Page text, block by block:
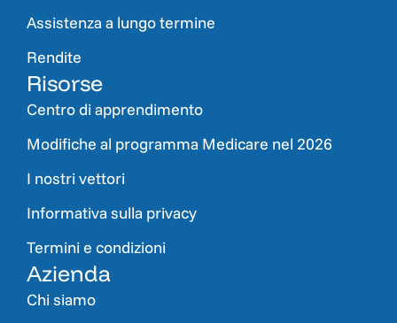
Assistenza a lungo termine
Rendite
Risorse
Centro di apprendimento
Modifiche al programma Medicare nel 2026
I nostri vettori
Informativa sulla privacy
Termini e condizioni
Azienda
Chi siamo